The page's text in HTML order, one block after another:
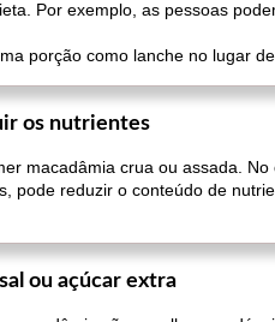
Por exemplo, as pessoas
porção como lanche no lugar
os nutrientes
macadâmia crua ou assada.
pode reduzir o conteúdo de
ou açúcar extra